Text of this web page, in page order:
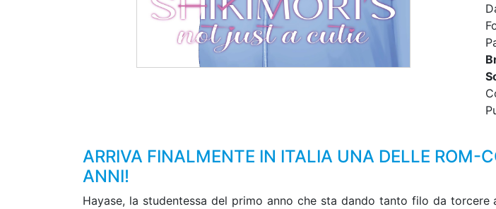
ARRIVA FINALMENTE IN ITALIA UNA DELLE ROM-
ANNI!
Hayase, la studentessa del primo anno che sta dando tanto filo da